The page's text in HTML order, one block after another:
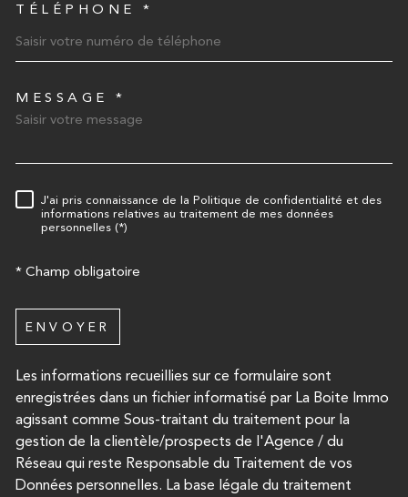
TÉLÉPHONE *
MESSAGE *
RÈGLEMENTATION
J'ai pris connaissance de la Politique de confidentialité et des
informations relatives au traitement de mes données
personnelles (*)
* Champ obligatoire
ENVOYER
Les informations recueillies sur ce formulaire sont
enregistrées dans un fichier informatisé par La Boite Immo
agissant comme Sous-traitant du traitement pour la
gestion de la clientèle/prospects de l'Agence / du
Réseau qui reste Responsable du Traitement de vos
Données personnelles. La base légale du traitement